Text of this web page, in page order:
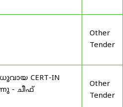
Other
Tender
CERT-IN
- ചീഫ്
Other
Tender